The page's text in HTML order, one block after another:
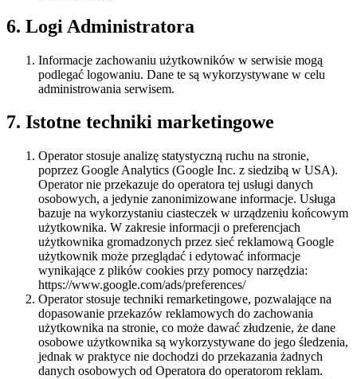
6. Logi Administratora
Informacje zachowaniu użytkowników w serwisie mogą
podlegać logowaniu. Dane te są wykorzystywane w celu
administrowania serwisem.
7. Istotne techniki marketingowe
Operator stosuje analizę statystyczną ruchu na stronie,
poprzez Google Analytics (Google Inc. z siedzibą w USA).
Operator nie przekazuje do operatora tej usługi danych
osobowych, a jedynie zanonimizowane informacje. Usługa
bazuje na wykorzystaniu ciasteczek w urządzeniu końcowym
użytkownika. W zakresie informacji o preferencjach
użytkownika gromadzonych przez sieć reklamową Google
użytkownik może przeglądać i edytować informacje
wynikające z plików cookies przy pomocy narzędzia:
https://www.google.com/ads/preferences/
Operator stosuje techniki remarketingowe, pozwalające na
dopasowanie przekazów reklamowych do zachowania
użytkownika na stronie, co może dawać złudzenie, że dane
osobowe użytkownika są wykorzystywane do jego śledzenia,
jednak w praktyce nie dochodzi do przekazania żadnych
danych osobowych od Operatora do operatorom reklam.